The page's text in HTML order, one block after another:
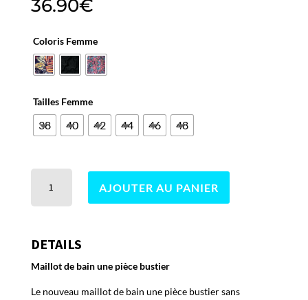
36.90€
Coloris Femme
Tailles Femme
38 40 42 44 46 48
Lena
AJOUTER AU PANIER
DETAILS
Maillot de bain une pièce bustier
Le nouveau maillot de bain une pièce bustier sans